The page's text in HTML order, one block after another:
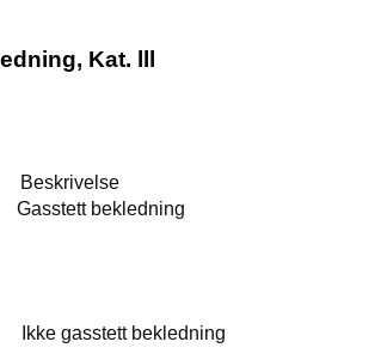
Kat. lll
bekledning EN
gasstett bekledning